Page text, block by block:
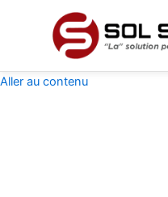
Aller au contenu